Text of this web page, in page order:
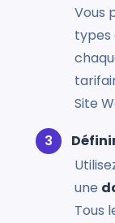
Vous
types
Site
une
Tous